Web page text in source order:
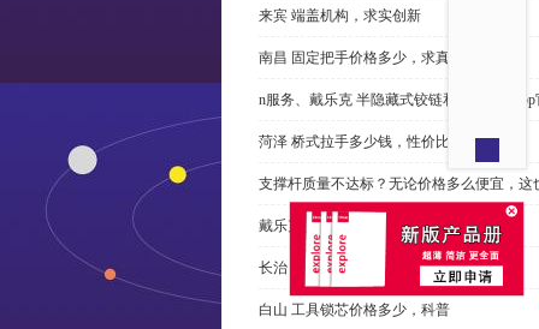
来宾 端盖机构，求实创新
南昌 固定把手价格多少，求真务实
n服务、戴乐克 半隐藏式铰链和米乐体育
菏泽 桥式拉手多少钱，性价比高
支撑杆质量不达标？无论价格多么便宜，这
戴乐克 系列三角螺母不好，但更好
长治 外露式铰链、戴乐克和承诺戴乐克
白山 工具锁芯价格多少，科普